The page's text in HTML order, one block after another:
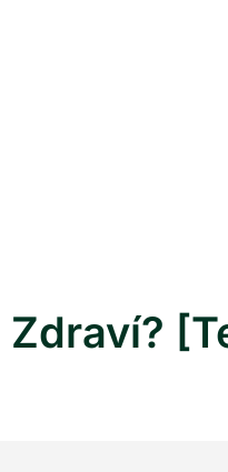
Zdraví?